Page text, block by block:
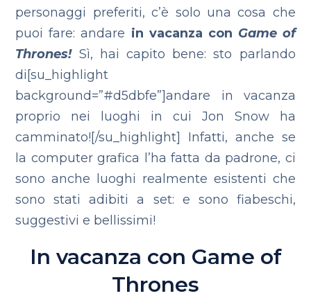
personaggi preferiti, c’è solo una cosa che
puoi fare: andare in vacanza con Game of
Thrones! Sì, hai capito bene: sto parlando
di[su_highlight
background=”#d5dbfe”]andare in vacanza
proprio nei luoghi in cui Jon Snow ha
camminato![/su_highlight] Infatti, anche se
la computer grafica l’ha fatta da padrone, ci
sono anche luoghi realmente esistenti che
sono stati adibiti a set: e sono fiabeschi,
suggestivi e bellissimi!
In vacanza con Game of
Thrones